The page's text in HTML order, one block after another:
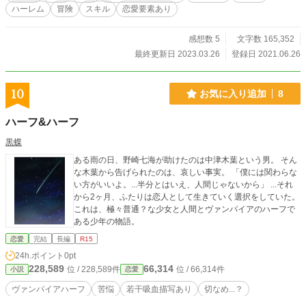
ハーレム
冒険 スキル 恋愛要素あり
感想数 5
文字数 165,352
最終更新日 2023.03.26
登録日 2021.06.26
10 お気に入り追加 8
ハーフ&ハーフ
黒蝶
ある雨の日、野崎七海が助けたのは中津木葉という男。 そん
な木葉から告げられたのは、哀しい事実。 「僕には関わらな
い方がいいよ。...半分とはいえ、人間じゃないから」 ...それ
から2ヶ月、ふたりは恋人として生きていく選択をしていた。
これは、極々普通？な少女と人間とヴァンパイアのハーフで
ある少年の物語。
恋愛 完結 長編 R15
24h.ポイント 0pt
小説 228,589 位 / 228,589件 恋愛 66,314 位 / 66,314件
ヴァンパイアハーフ 苦悩 若干吸血描写あり 切なめ...？